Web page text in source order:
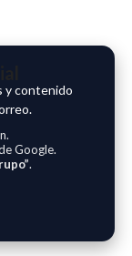
y contenido
Google.
.